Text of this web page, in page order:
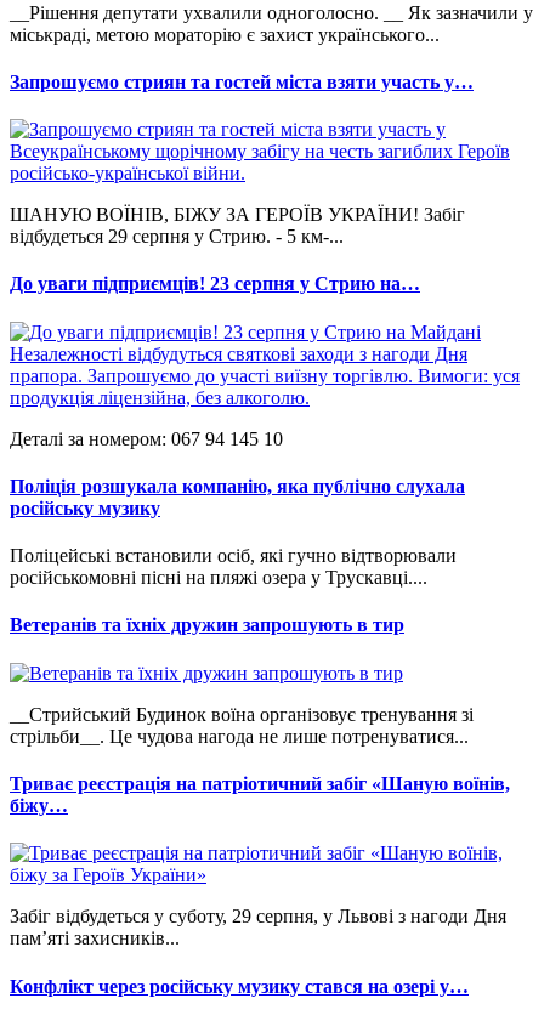
__Рішення депутати ухвалили одноголосно. __ Як зазначили у
міськраді, метою мораторію є захист українського...
Запрошуємо стриян та гостей міста взяти участь у…
ШАНУЮ ВОЇНІВ, БІЖУ ЗА ГЕРОЇВ УКРАЇНИ! Забіг
відбудеться 29 серпня у Стрию. - 5 км-...
До уваги підприємців! 23 серпня у Стрию на…
Деталі за номером: 067 94 145 10
Поліція розшукала компанію, яка публічно слухала
російську музику
Поліцейські встановили осіб, які гучно відтворювали
російськомовні пісні на пляжі озера у Трускавці....
Ветеранів та їхніх дружин запрошують в тир
__Стрийський Будинок воїна організовує тренування зі
стрільби__. Це чудова нагода не лише потренуватися...
Триває реєстрація на патріотичний забіг «Шаную воїнів,
біжу…
Забіг відбудеться у суботу, 29 серпня, у Львові з нагоди Дня
пам’яті захисників...
Конфлікт через російську музику стався на озері у…